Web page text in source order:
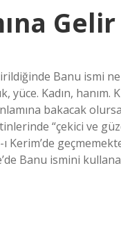
Gelir
Banu ismi
yüce. Kadın,
bakacak
“çekici ve
Kerim’de
Banu ismini